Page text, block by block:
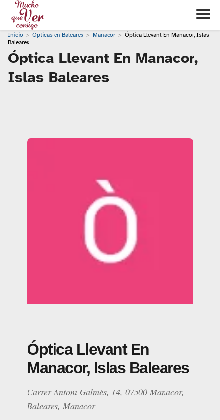
Inicio Ópticas en Baleares Manacor
Óptica Llevant En Manacor, Islas
Baleares
Óptica Llevant En Manacor,
Islas Baleares
Óptica Llevant En
Manacor, Islas Baleares
Carrer Antoni Galmés, 14, 07500 Manacor,
Baleares, Manacor